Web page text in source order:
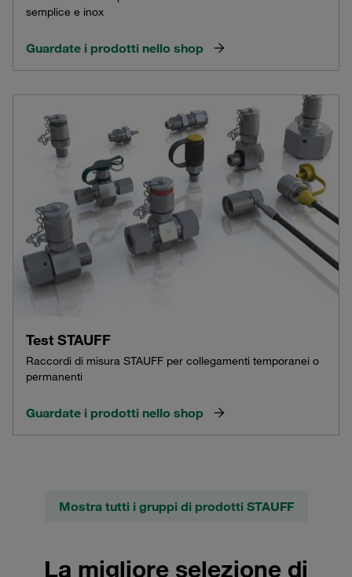
semplice e inox
Guardate i prodotti nello shop
Test STAUFF
Raccordi di misura STAUFF per collegamenti temporanei o
permanenti
Guardate i prodotti nello shop
Mostra tutti i gruppi di prodotti STAUFF
La migliore selezione di